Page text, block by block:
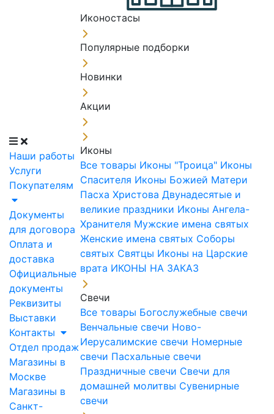
Наши работы
Услуги
Покупателям
Документы
для договора
Оплата и
доставка
Официальные
документы
Реквизиты
Выставки
Контакты
Отдел продаж
Магазины в
Москве
Магазины в
Санкт-
Иконостасы
Популярные подборки
Новинки
Акции
Иконы
Все товары Иконы "Троица" Иконы
Спасителя Иконы Божией Матери
Пасха Христова Двунадесятые и
великие праздники Иконы Ангела-
Хранителя Мужские имена святых
Женские имена святых Соборы
святых Святцы Иконы на Царские
врата ИКОНЫ НА ЗАКАЗ
Свечи
Все товары Богослужебные свечи
Венчальные свечи Ново-
Иерусалимские свечи Номерные
свечи Пасхальные свечи
Праздничные свечи Свечи для
домашней молитвы Сувенирные
свечи